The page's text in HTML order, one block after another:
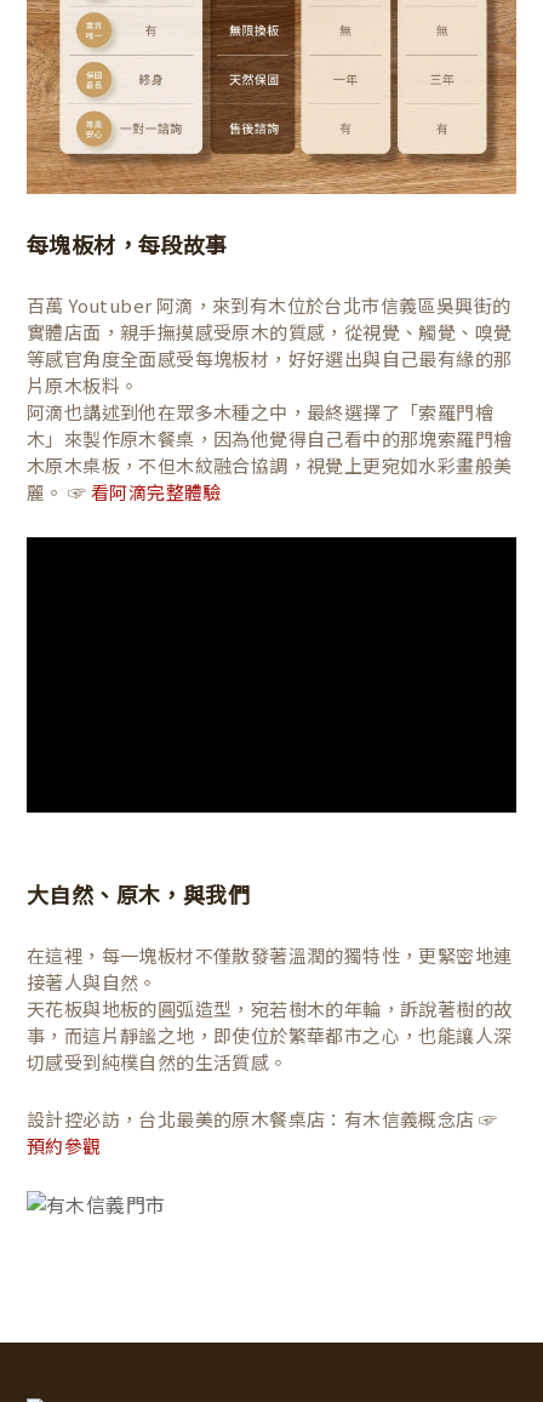
每塊板材，每段故事
百萬 Youtuber 阿滴，來到有木位於台北市信義區吳興街的
實體店面，親手撫摸感受原木的質感，從視覺、觸覺、嗅覺
等感官角度全面感受每塊板材，好好選出與自己最有緣的那
片原木板料。
阿滴也講述到他在眾多木種之中，最終選擇了「索羅門檜
木」來製作原木餐桌，因為他覺得自己看中的那塊索羅門檜
木原木桌板，不但木紋融合協調，視覺上更宛如水彩畫般美
麗。 ☞ 看阿滴完整體驗
大自然、原木，與我們
在這裡，每一塊板材不僅散發著溫潤的獨特性，更緊密地連
接著人與自然。
天花板與地板的圓弧造型，宛若樹木的年輪，訴說著樹的故
事，而這片靜謐之地，即使位於繁華都市之心，也能讓人深
切感受到純樸自然的生活質感。
設計控必訪，台北最美的原木餐桌店：有木信義概念店 ☞
預約參觀